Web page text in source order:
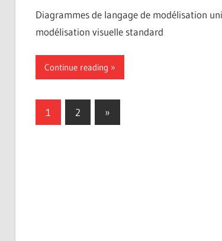
Diagrammes de langage de modélisation
modélisation visuelle standard
Continue reading
Pagination
1 2
Next
Posts
»